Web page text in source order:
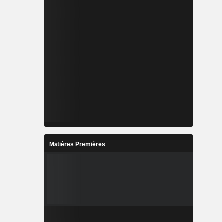
Matières Premières